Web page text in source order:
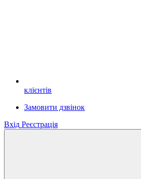
клієнтів
Замовити дзвінок
Вхід Реєстрація